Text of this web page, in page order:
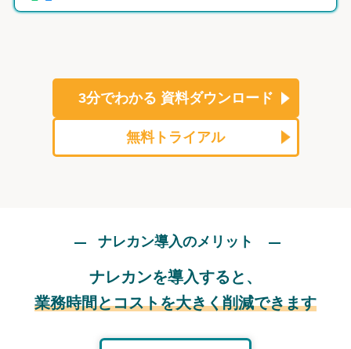
3分でわかる 資料ダウンロード
無料トライアル
ナレカン導入のメリット
ナレカンを導入すると、
業務時間とコストを大きく削減できます